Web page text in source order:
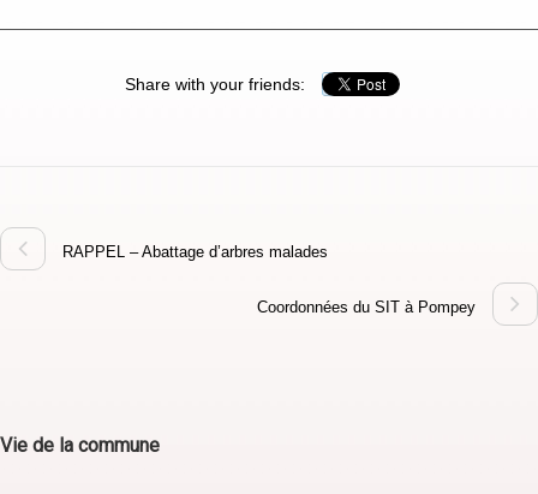
Share with your friends:
RAPPEL – Abattage d’arbres malades
Coordonnées du SIT à Pompey
Vie de la commune